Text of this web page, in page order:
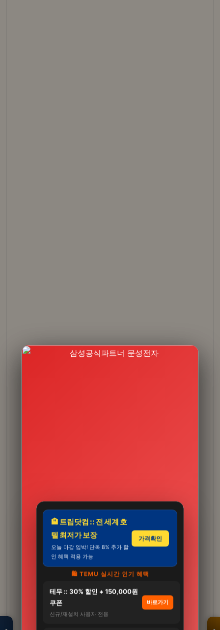
🏨 트립닷컴 :: 전 세계 호
텔 최저가 보장
오늘 마감 임박! 단독 8% 추가 할
인 혜택 적용 가능
가격확인
🛍️ TEMU 실시간 인기 혜택
테무 :: 30% 할인 + 150,000원
쿠폰
신규/재설치 사용자 전용
바로가기